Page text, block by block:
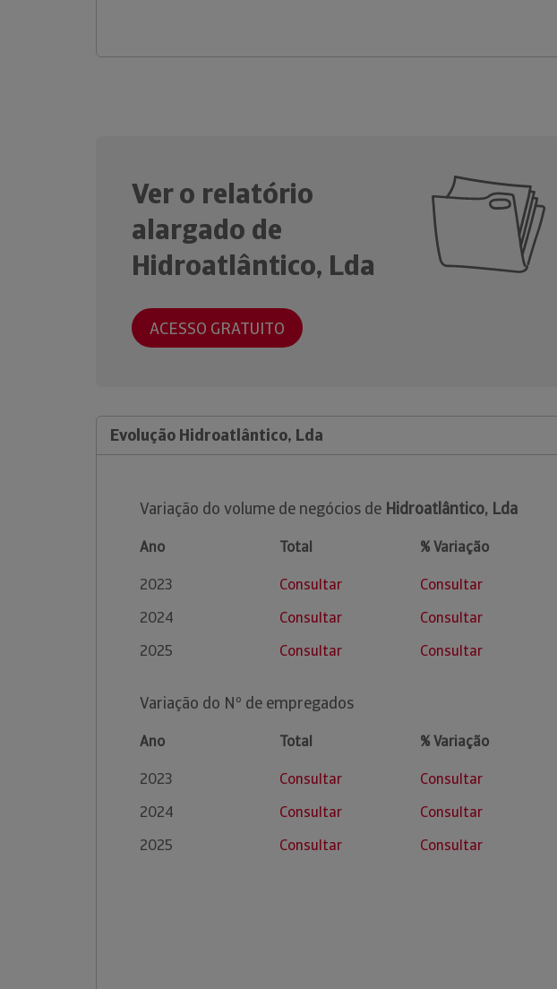
Ver o relatório
alargado de
Hidroatlântico, Lda
ACESSO GRATUITO
Evolução Hidroatlântico, Lda
Variação do volume de negócios de Hidroatlântico, Lda
Ano Total
% Variação
2023
Consultar
Consultar
2024
Consultar
Consultar
2025
Consultar Consultar
Variação do Nº de empregados
Ano Total
% Variação
2023
Consultar
Consultar
2024
Consultar
Consultar
2025
Consultar Consultar